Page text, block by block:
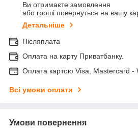
Ви отримаєте замовлення
або гроші повернуться на вашу
Детальніше
Післяплата
Оплата на карту Приватбанку.
Оплата картою Visa, Mastercard -
Всі умови оплати
Умови повернення